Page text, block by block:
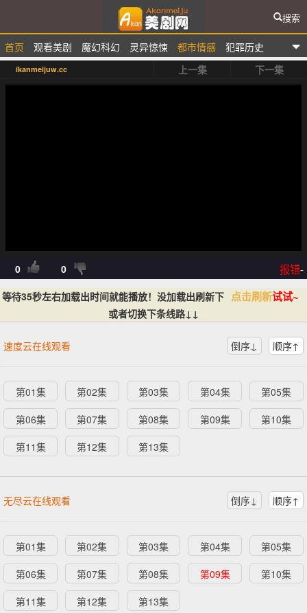
爱看美剧网
首页 观看美剧 魔幻科幻 灵异惊悚 都市情感
犯罪历史
排行榜
搜索
ikanmeijuw.cc 上一集 下一集
0 0 报错-
等待35秒左右加载出时间就能播放！没加载出刷新下 点击刷新试试~
或者切换下条线路↓↓
速度云在线观看 倒序↓ 顺序↑
第01集 第02集 第03集 第04集
第05集
第06集
第07集 第08集 第09集
第10集
第11集
第12集 第13集
无尽云在线观看 倒序↓ 顺序↑
第01集 第02集 第03集 第04集
第05集
第06集
第07集 第08集 第09集
第10集
第11集
第12集 第13集